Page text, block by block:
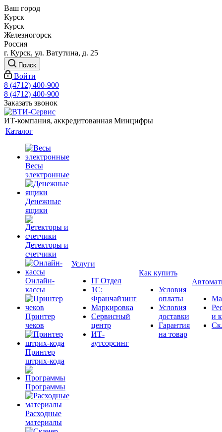
Ваш город
Курск
Курск
Железногорск
Россия
г. Курск, ул. Ватутина, д. 25
Поиск
Войти
8 (4712) 400-900
8 (4712) 400-900
Заказать звонок
ИТ-компания, аккредитованная Минцифры
Каталог
Весы
электронные
Денежные
ящики
Детекторы и
счетчики
Онлайн-
кассы
Принтер
чеков
Принтер
штрих-кода
Программы
Расходные
материалы
Услуги
IT Отдел
1С:
Франчайзинг
Маркировка
Сервисный
центр
ИТ-
аутсорсинг
Как купить
Условия
оплаты
Условия
доставки
Гарантия
на товар
и